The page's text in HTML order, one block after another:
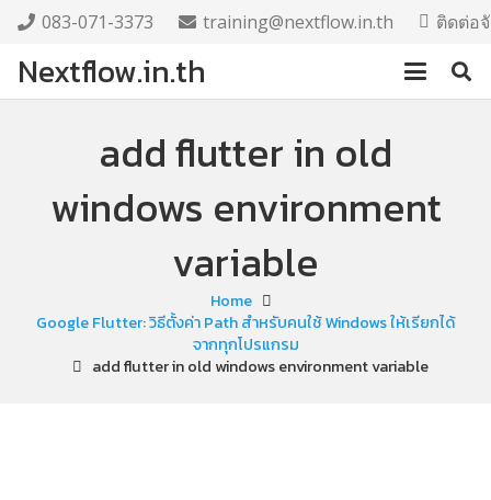
083-071-3373 training@nextflow.in.th ติดต่อ
Nextflow.in.th
add flutter in old
windows environment
variable
Home
Google Flutter: วิธีตั้งค่า Path สำหรับคนใช้ Windows ให้เรียกได้
จากทุกโปรแกรม
add flutter in old windows environment variable